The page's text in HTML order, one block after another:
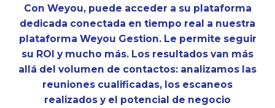
Con Weyou, puede acceder a su plataforma
dedicada conectada en tiempo real a nuestra
plataforma Weyou Gestion. Le permite seguir
su ROI y mucho más. Los resultados van más
allá del volumen de contactos: analizamos las
reuniones cualificadas, los escaneos
realizados y el potencial de negocio